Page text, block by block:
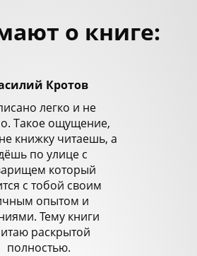
о книге:
Кротов
легко и не
Такое ощущение,
книжку читаешь, а
по улице с
который
с тобой своим
опытом и
Тему книги
раскрытой
полностью.